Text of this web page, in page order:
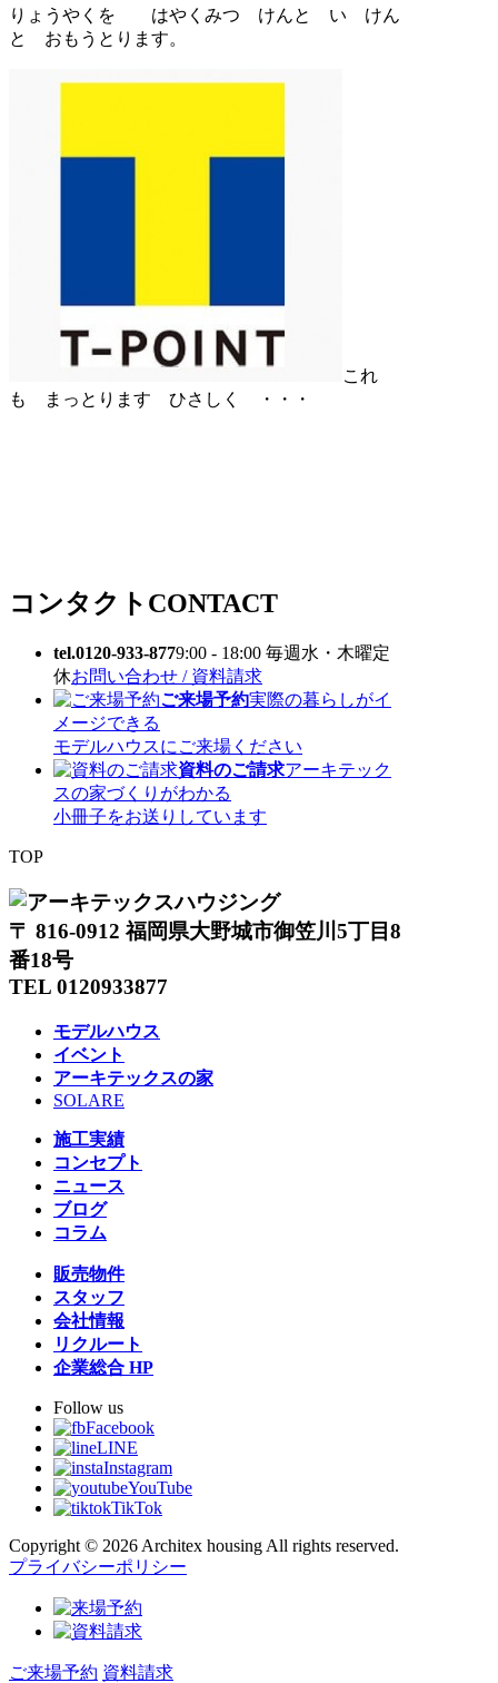
りょうやくを はやくみつ けんと い けん
と おもうとります。
これ
も まっとります ひさしく ・・・
コンタクト CONTACT
tel.0120-933-8779:00 - 18:00 毎週水・木曜定
休お問い合わせ / 資料請求
ご来場予約実際の暮らしがイ
メージできる
モデルハウスにご来場ください
資料のご請求アーキテック
スの家づくりがわかる
小冊子をお送りしています
TOP
〒 816-0912 福岡県大野城市御笠川5丁目8
番18号
TEL 0120933877
モデルハウス
イベント
アーキテックスの家
SOLARE
施工実績
コンセプト
ニュース
ブログ
コラム
販売物件
スタッフ
会社情報
リクルート
企業総合 HP
Follow us
Facebook
LINE
Instagram
YouTube
TikTok
Copyright © 2026 Architex housing All rights reserved.
プライバシーポリシー
ご来場予約 資料請求